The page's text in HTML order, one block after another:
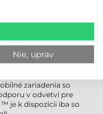
Zebra Technologies
zariadenia so
v odvetví pre
je k dispozícii iba so
Nie, uprav